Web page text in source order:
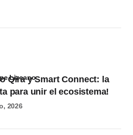
Qira y Smart Connect: la
para unir el ecosistema!
Lizcano
2026